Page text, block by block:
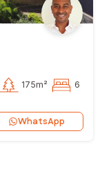
175m² 6
WhatsApp